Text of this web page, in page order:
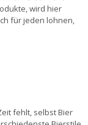
wird hier
für jeden lohnen,
fehlt, selbst Bier